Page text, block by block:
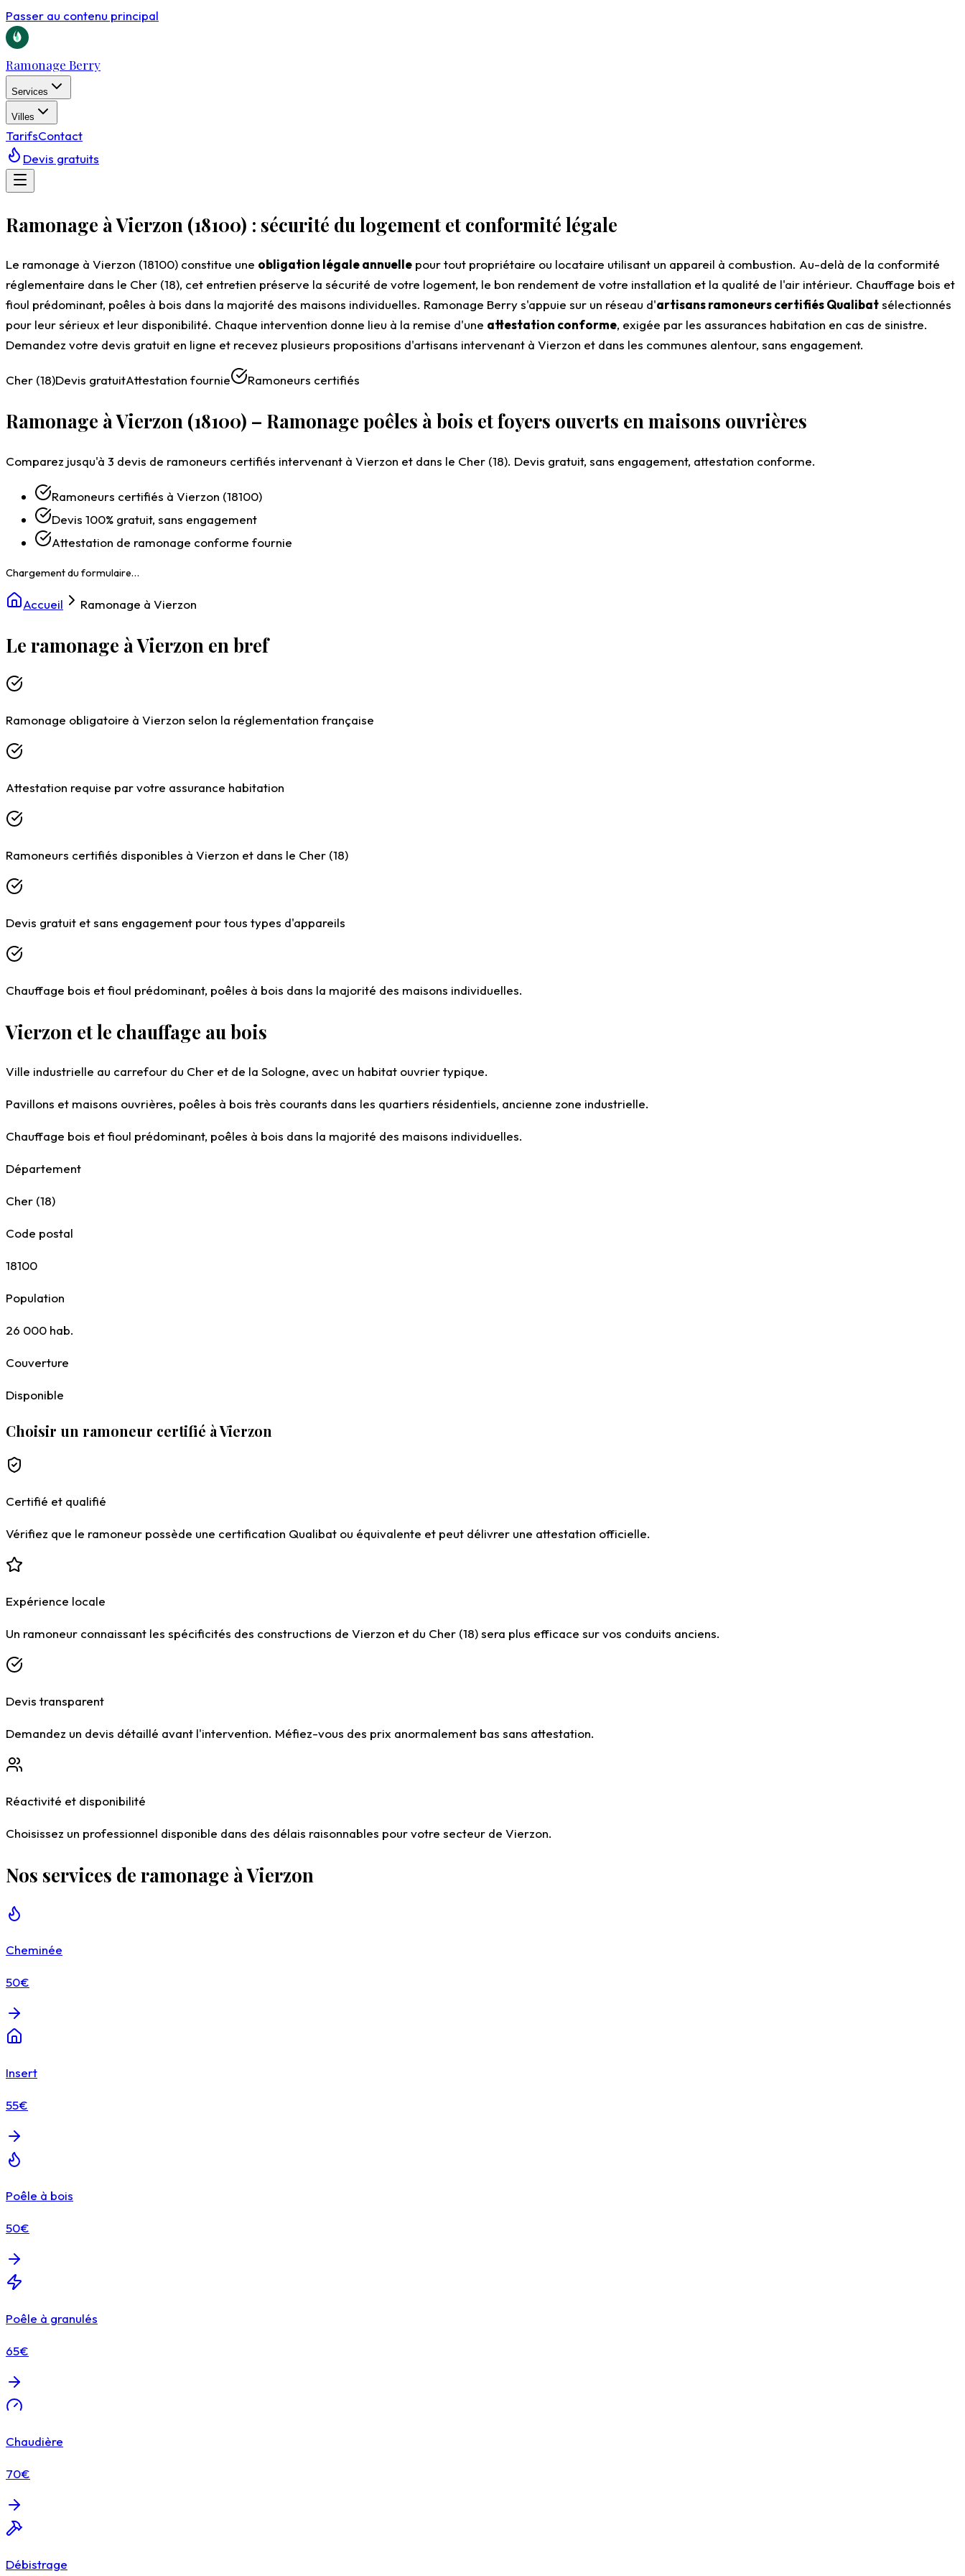
Passer au contenu principal
Ramonage Berry
Services
Villes
TarifsContact
Devis gratuits
Ramonage à Vierzon (18100) : sécurité du logement et conformité légale
Le ramonage à Vierzon (18100) constitue une obligation légale annuelle pour tout propriétaire ou locataire utilisant un appareil à combustion. Au-delà de la conformité
réglementaire dans le Cher (18), cet entretien préserve la sécurité de votre logement, le bon rendement de votre installation et la qualité de l'air intérieur. Chauffage bois et
fioul prédominant, poêles à bois dans la majorité des maisons individuelles. Ramonage Berry s'appuie sur un réseau d'artisans ramoneurs certifiés Qualibatsélectionnés
pour leur sérieux et leur disponibilité. Chaque intervention donne lieu à la remise d'une attestation conforme, exigée par les assurances habitation en cas de sinistre.
Demandez votre devis gratuit en ligne et recevez plusieurs propositions d'artisans intervenant à Vierzon et dans les communes alentour, sans engagement.
Cher (18)Devis gratuitAttestation fournie Ramoneurs certifiés
Ramonage à Vierzon (18100) – Ramonage poêles à bois et foyers ouverts en maisons ouvrières
Comparez jusqu'à 3 devis de ramoneurs certifiés intervenant à Vierzon et dans le Cher (18). Devis gratuit, sans engagement, attestation conforme.
Ramoneurs certifiés à Vierzon (18100)
Devis 100% gratuit, sans engagement
Attestation de ramonage conforme fournie
Chargement du formulaire…
Accueil Ramonage à Vierzon
Le ramonage à Vierzon en bref
Ramonage obligatoire à Vierzon selon la réglementation française
Attestation requise par votre assurance habitation
Ramoneurs certifiés disponibles à Vierzon et dans le Cher (18)
Devis gratuit et sans engagement pour tous types d'appareils
Chauffage bois et fioul prédominant, poêles à bois dans la majorité des maisons individuelles.
Vierzon et le chauffage au bois
Ville industrielle au carrefour du Cher et de la Sologne, avec un habitat ouvrier typique.
Pavillons et maisons ouvrières, poêles à bois très courants dans les quartiers résidentiels, ancienne zone industrielle.
Chauffage bois et fioul prédominant, poêles à bois dans la majorité des maisons individuelles.
Département
Cher (18)
Code postal
18100
Population
26 000 hab.
Couverture
Disponible
Choisir un ramoneur certifié à Vierzon
Certifié et qualifié
Vérifiez que le ramoneur possède une certification Qualibat ou équivalente et peut délivrer une attestation officielle.
Expérience locale
Un ramoneur connaissant les spécificités des constructions de Vierzon et du Cher (18) sera plus efficace sur vos conduits anciens.
Devis transparent
Demandez un devis détaillé avant l'intervention. Méfiez-vous des prix anormalement bas sans attestation.
Réactivité et disponibilité
Choisissez un professionnel disponible dans des délais raisonnables pour votre secteur de Vierzon.
Nos services de ramonage à Vierzon
Cheminée
50€
Insert
55€
Poêle à bois
50€
Poêle à granulés
65€
Chaudière
70€
Débistrage